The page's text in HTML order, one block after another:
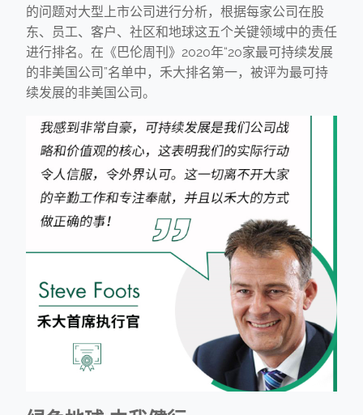
的问题对大型上市公司进行分析，根据每家公司在股
东、员工、客户、社区和地球这五个关键领域中的责任
进行排名。在《巴伦周刊》2020年“20家最可持续发展
的非美国公司”名单中，禾大排名第一，被评为最可持
续发展的非美国公司。